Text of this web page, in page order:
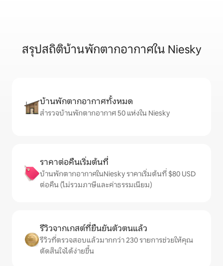
สรุปสถิติบ้านพักตากอากาศใน Niesky
บ้านพักตากอากาศทั้งหมด
สำรวจบ้านพักตากอากาศ 50 แห่งใน Niesky
ราคาต่อคืนเริ่มต้นที่
บ้านพักตากอากาศในNiesky ราคาเริ่มต้นที่ $80 USD
ต่อคืน (ไม่รวมภาษีและค่าธรรมเนียม)
รีวิวจากเกสต์ที่ยืนยันตัวตนแล้ว
รีวิวที่ตรวจสอบแล้วมากกว่า 230 รายการช่วยให้คุณ
ตัดสินใจได้ง่ายขึ้น